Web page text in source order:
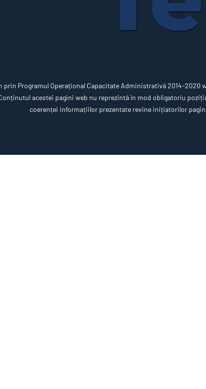
prin Programul Operațional Capacitate Administrativă 2014-
acestei pagini web nu reprezintă în mod obligatoriu
coerenței informațiilor prezentate revine inițiatorilor